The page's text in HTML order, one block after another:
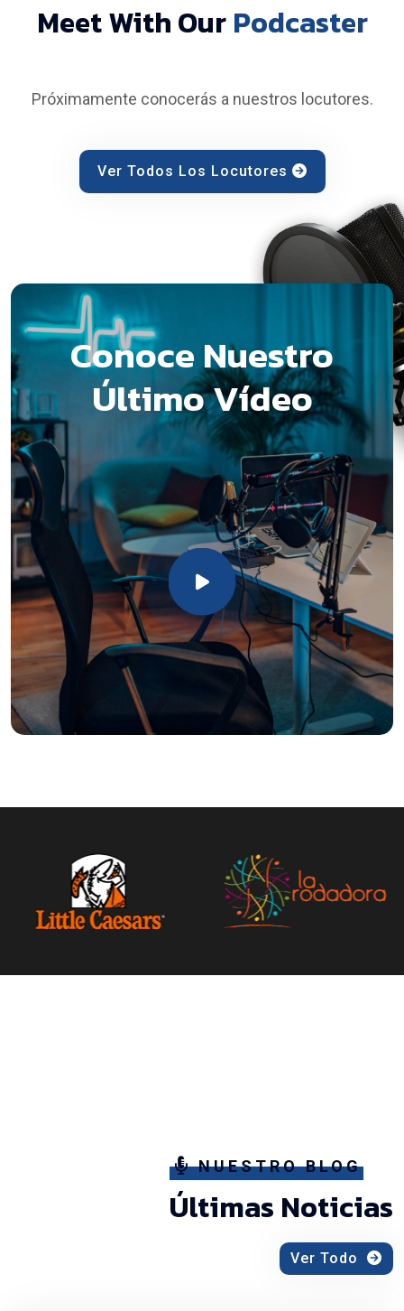
Meet With OurPodcaster
Próximamente conocerás a nuestros locutores.
Ver Todos Los Locutores
Conoce Nuestro
Último Vídeo
NUESTRO BLOG
Últimas Noticias
Ver Todo